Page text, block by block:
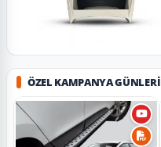
ÖZEL KAMPANYA GÜNLERI